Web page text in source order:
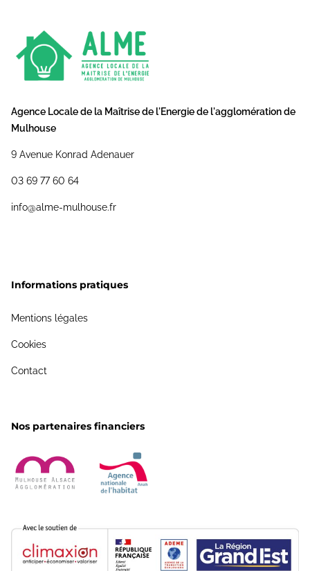
Agence Locale de la Maîtrise de l'Energie de l'agglomération de
Mulhouse
9 Avenue Konrad Adenauer
03 69 77 60 64
info@alme-mulhouse.fr
Informations pratiques
Mentions légales
Cookies
Contact
Nos partenaires financiers